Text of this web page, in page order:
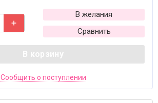
В желания
Сравнить
В корзину
Сообщить о поступлении